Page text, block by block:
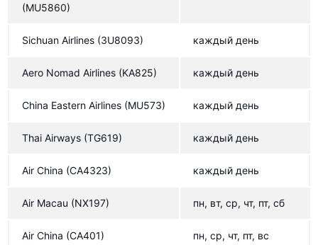
Аэрофлот
Air Macau
Shandong Airlines
Juneyao Airlines
Xiamen Airlines
Tibet Airlines
(MU5860)
Sichuan Airlines (3U8093) каждый день
Aero Nomad Airlines (KA825) каждый день
China Eastern Airlines (MU573) каждый день
Thai Airways (TG619) каждый день
Air China (CA4323) каждый день
Air Macau (NX197) пн, вт, ср, чт, пт, сб
Air China (CA401) пн, ср, чт, пт, вс